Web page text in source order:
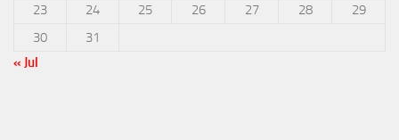
23
24 25 26 27 28
29
30
31
« Jul